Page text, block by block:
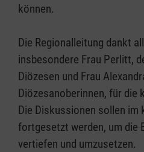
können.
Die Regionalleitung dankt
insbesondere Frau Perlitt,
Diözesen und Frau
Diözesanoberinnen, für die
Die Diskussionen sollen im
fortgesetzt werden, um die
vertiefen und umzusetzen.